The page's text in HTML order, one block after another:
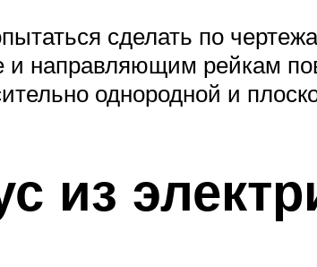
сделать по
направляющим рейкам
однородной и
из